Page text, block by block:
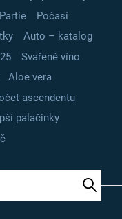
Partie
Počasí
Auto – katalog
Svařené víno
Aloe vera
ascendentu
palačinky